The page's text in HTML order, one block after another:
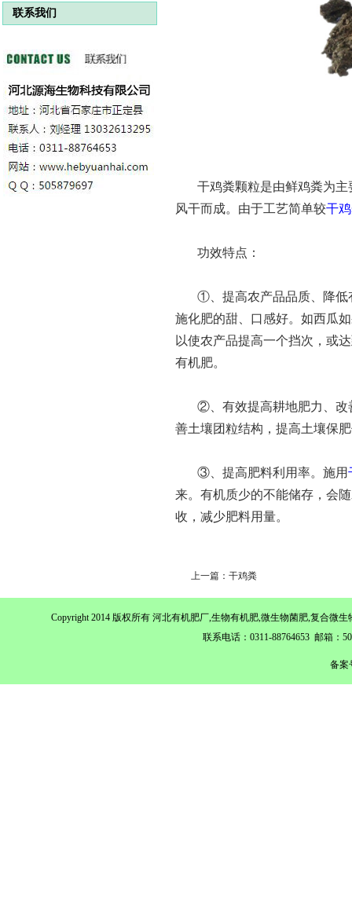
联系我们
干鸡粪颗粒是由鲜鸡粪为
风干而成。由于工艺简单较干
功效特点：
①、提高农产品品质、降低
施化肥的甜、口感好。如西瓜
以使农产品提高一个挡次，或
有机肥。
②、有效提高耕地肥力、改
善土壤团粒结构，提高土壤保
③、提高肥料利用率。施用
来。有机质少的不能储存，会
收，减少肥料用量。
上一篇：干鸡粪
Copyright 2014 版权所有 河北有机肥厂,生物有机肥,微生物菌肥,复合
联系电话：0311-88764653 邮箱：
备案